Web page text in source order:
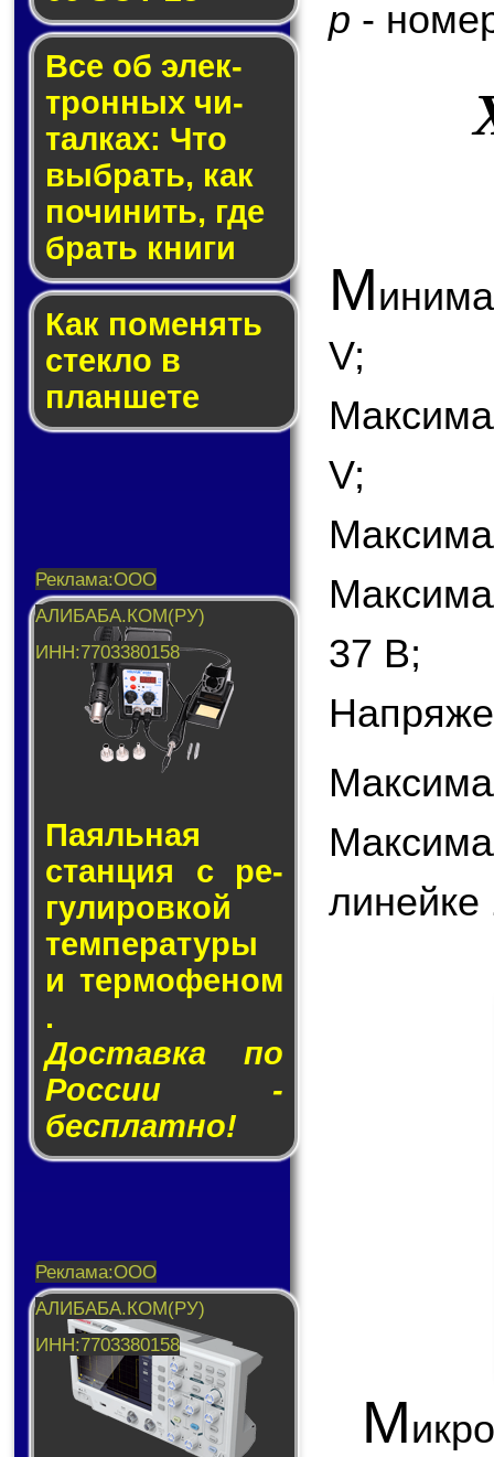
Все об элек­
трон­ных чи­
тал­ках: Что
выб­рать, как
по­чи­нить, где
брать кни­ги
Как по­ме­нять
стек­ло в
планшете
Паяльная
стан­ция с ре­
гу­ли­ров­кой
тем­пе­ра­ту­ры
и тер­мо­фе­ном
.
Доставка по
России -
бесплатно!
p -
М
V;
V;
37 В;
линейке
М